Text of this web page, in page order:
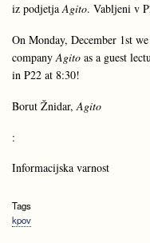
iz podjetjaAgito. Vabljeni v
On Monday, December 1st
companyAgito as a guest
in P22 at 8:30!
Borut Žnidar,Agito
:
Informacijska varnost
Tags
kpov